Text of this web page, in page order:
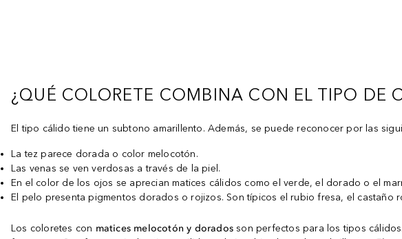
¿QUÉ COLORETE COMBINA CON EL TIPO DE
El tipo cálido tiene un subtono amarillento. Además, se puede reconocer por las
La tez parece dorada o color melocotón.
Las venas se ven verdosas a través de la piel.
En el color de los ojos se aprecian matices cálidos como el verde, el dorado o el
El pelo presenta pigmentos dorados o rojizos. Son típicos el rubio fresa, el castaño
Los coloretes con matices melocotón y dorados son perfectos para los tipos